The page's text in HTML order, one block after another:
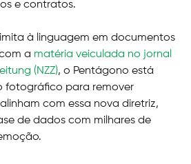
e contratos.
à linguagem em documentos
a matéria veiculada no jornal
(NZZ), o Pentágono está
fotográfico para remover
com essa nova diretriz,
de dados com milhares de